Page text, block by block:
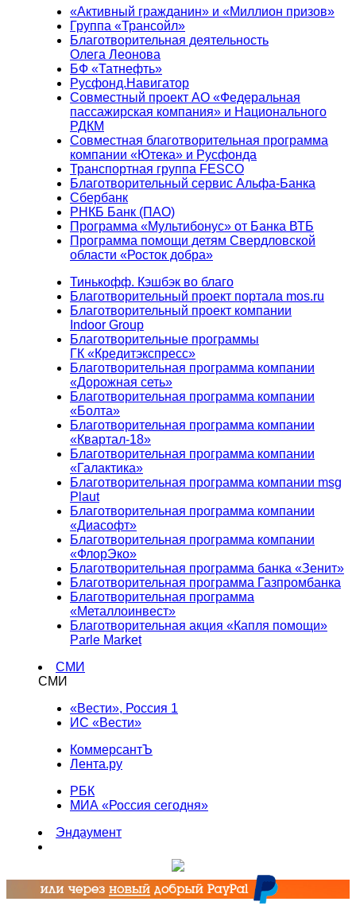
«Активный гражданин» и «Миллион призов»
Группа «Трансойл»
Благотворительная деятельность
Олега Леонова
БФ «Татнефть»
Русфонд.Навигатор
Совместный проект АО «Федеральная
пассажирская компания» и Национального
РДКМ
Совместная благотворительная программа
компании «Ютека» и Русфонда
Транспортная группа FESCO
Благотворительный сервис Альфа-Банка
Сбербанк
РНКБ Банк (ПАО)
Программа «Мультибонус» от Банка ВТБ
Программа помощи детям Свердловской
области «Росток добра»
Тинькофф. Кэшбэк во благо
Благотворительный проект портала mos.ru
Благотворительный проект компании
Indoor Group
Благотворительные программы
ГК «Кредитэкспресс»
Благотворительная программа компании
«Дорожная сеть»
Благотворительная программа компании
«Болта»
Благотворительная программа компании
«Квартал-18»
Благотворительная программа компании
«Галактика»
Благотворительная программа компании msg
Plaut
Благотворительная программа компании
«Диасофт»
Благотворительная программа компании
«ФлорЭко»
Благотворительная программа банка «Зенит»
Благотворительная программа Газпромбанка
Благотворительная программа
«Металлоинвест»
Благотворительная акция «Капля помощи»
Parle Market
СМИ
СМИ
«Вести», Россия 1
ИС «Вести»
КоммерсантЪ
Лента.ру
РБК
МИА «Россия сегодня»
Эндаумент